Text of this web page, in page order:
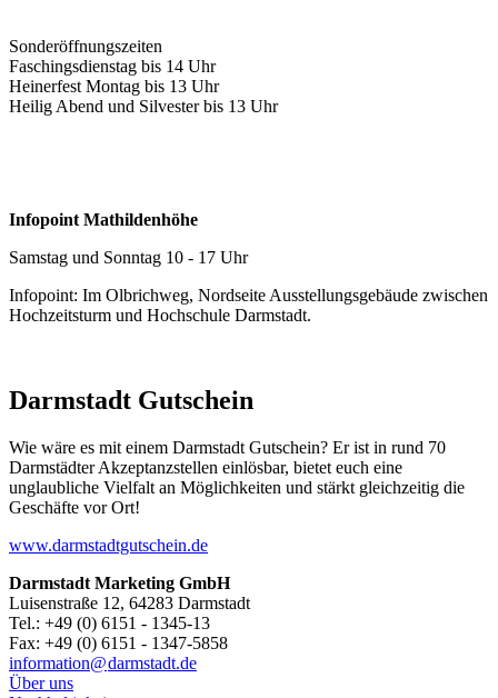
Sonderöffnungszeiten
Faschingsdienstag bis 14 Uhr
Heinerfest Montag bis 13 Uhr
Heilig Abend und Silvester bis 13 Uhr
Infopoint Mathildenhöhe
Samstag und Sonntag 10 - 17 Uhr
Infopoint: Im Olbrichweg, Nordseite Ausstellungsgebäude zwischen
Hochzeitsturm und Hochschule Darmstadt.
Darmstadt Gutschein
Wie wäre es mit einem Darmstadt Gutschein? Er ist in rund 70
Darmstädter Akzeptanzstellen einlösbar, bietet euch eine
unglaubliche Vielfalt an Möglichkeiten und stärkt gleichzeitig die
Geschäfte vor Ort!
www.darmstadtgutschein.de
Darmstadt Marketing GmbH
Luisenstraße 12, 64283 Darmstadt
Tel.: +49 (0) 6151 - 1345-13
Fax: +49 (0) 6151 - 1347-5858
information@darmstadt.de
Über uns